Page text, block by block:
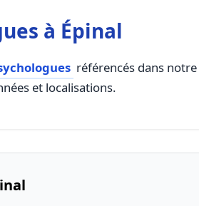
à Épinal
référencés dans
et localisations.